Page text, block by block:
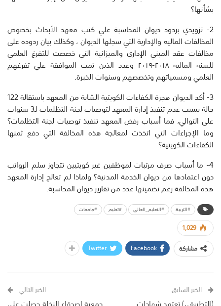
بشأنها؟
2- تزويدي بردود ديوان المحاسبة علي كتب معهد الأبحاث بخصوص
المخالفات الماليه والإدارية التي سجلها الديوان ، وكذلك بيان ردوده على
مخالفات عقد المبني الإداري والميزانية التي خصصت للتفرغ العلمي
للسنه الماليه ٢٠١٨-٢٠١٩ وعدد الذين تمت الموافقة علي تفرغهم
العلمي ومسمياتهم وتخصصهم وسنوات الخبرة.
3- أكد الديوان هجرة الكفاءات الكويتية الشابة من المعهد باستقالة 122
حالة بسبب عدم تنفيذ إدارة المعهد لتوصيات لجنة التظلمات لـ3 سنوات
على التوالي، فما أسباب رفض المعهد تنفيذ توصيات لجنة التظلمات؟
وما الإجراءات التي اتخذت لمعالجة هذه المخالفة التي دفع ثمنها
الكفاءات الكويتية؟
4- ما أسباب صرف مرتبات لموظفين غير كويتيين تتجاوز سلم الرواتب
دون اعتمادها من ديوان الخدمة المدنية؟ ولماذا لم تعالج إدارة المعهد
هذه المخالفة رغم تضمينها عدد من تقارير ديوان المحاسبة.
#التربية #التعليم_العالي #تعليم #جامعات
1,029
مشاركة
Facebook
Twitter
الخبر السابق الخبر التالي